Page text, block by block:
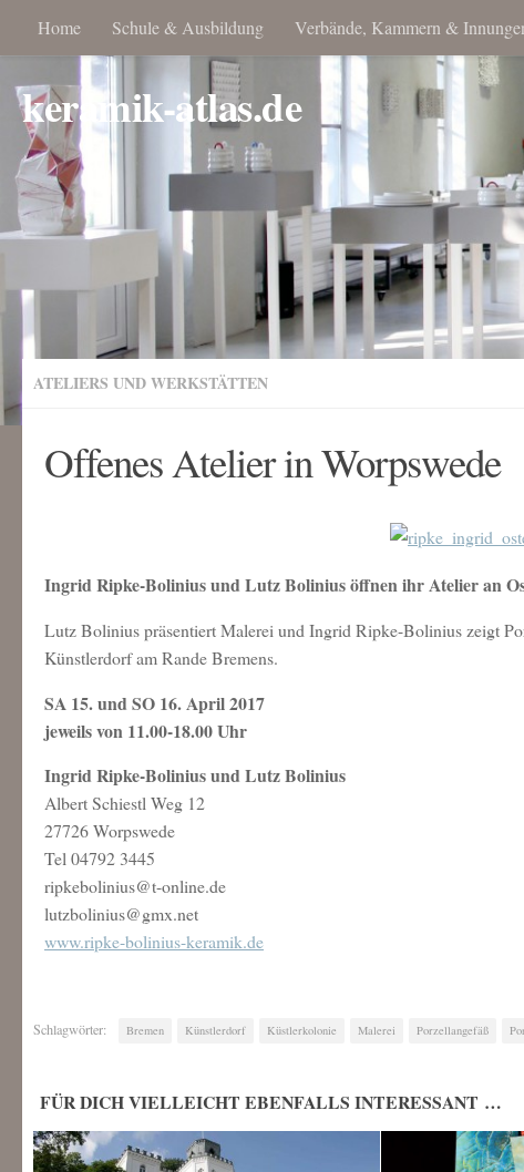
Home Schule & Ausbildung Verbände, Kammern &
keramik-atlas.de
ATELIERS UND WERKSTÄTTEN
Offenes Atelier in Worpswede
Ingrid Ripke-Bolinius und Lutz Bolinius öffnen ihr Atelier an
Lutz Bolinius präsentiert Malerei und Ingrid Ripke-Bolinius zeigt
Künstlerdorf am Rande Bremens.
SA 15. und SO 16. April 2017
jeweils von 11.00-18.00 Uhr
Ingrid Ripke-Bolinius und Lutz Bolinius
Albert Schiestl Weg 12
27726 Worpswede
Tel 04792 3445
ripkebolinius@t-online.de
lutzbolinius@gmx.net
www.ripke-bolinius-keramik.de
Schlagwörter: Bremen Künstlerdorf Küstlerkolonie Malerei Porzellangefäß
FÜR DICH VIELLEICHT EBENFALLS INTERESSANT …